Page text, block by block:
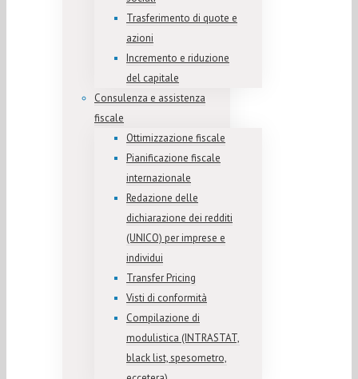
Trasferimento di quote e
azioni
Incremento e riduzione
del capitale
Consulenza e assistenza
fiscale
Ottimizzazione fiscale
Pianificazione fiscale
internazionale
Redazione delle
dichiarazione dei redditi
(UNICO) per imprese e
individui
Transfer Pricing
Visti di conformità
Compilazione di
modulistica (INTRASTAT,
black list, spesometro,